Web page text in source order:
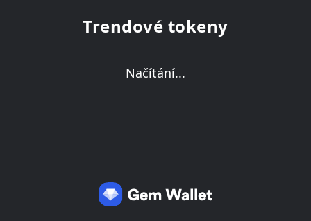
Trendové tokeny
Načítání...